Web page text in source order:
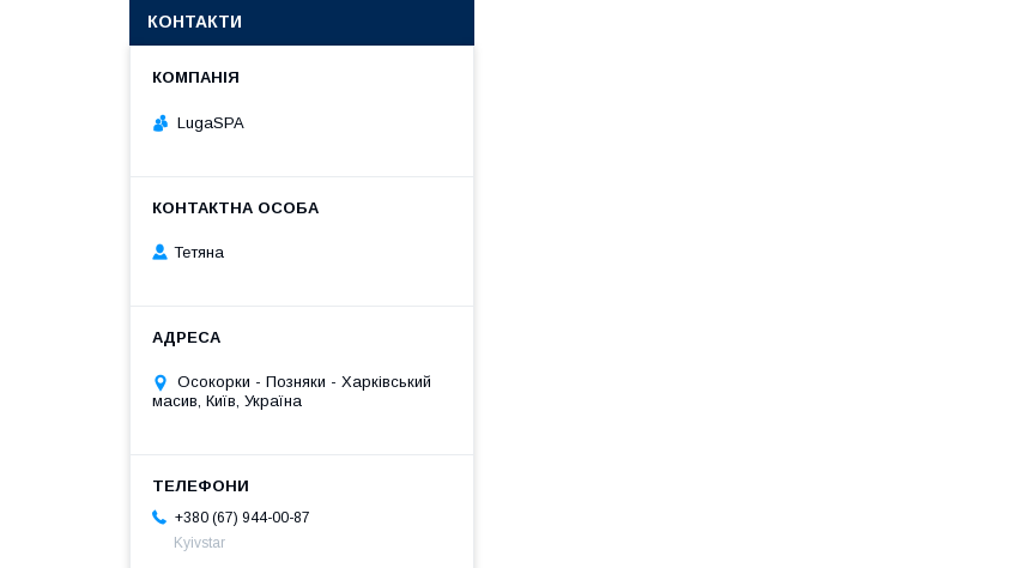
КОНТАКТИ
LugaSPA
Тетяна
Осокорки - Позняки - Харківський
масив, Київ, Україна
+380 (67) 944-00-87
Kyivstar